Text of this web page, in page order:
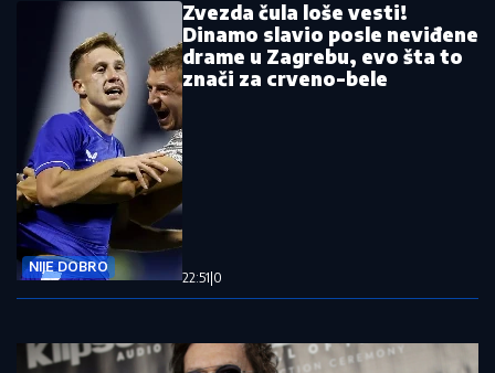
NIJE DOBRO
Zvezda čula loše vesti!
Dinamo slavio posle neviđene
drame u Zagrebu, evo šta to
znači za crveno-bele
22:51 0